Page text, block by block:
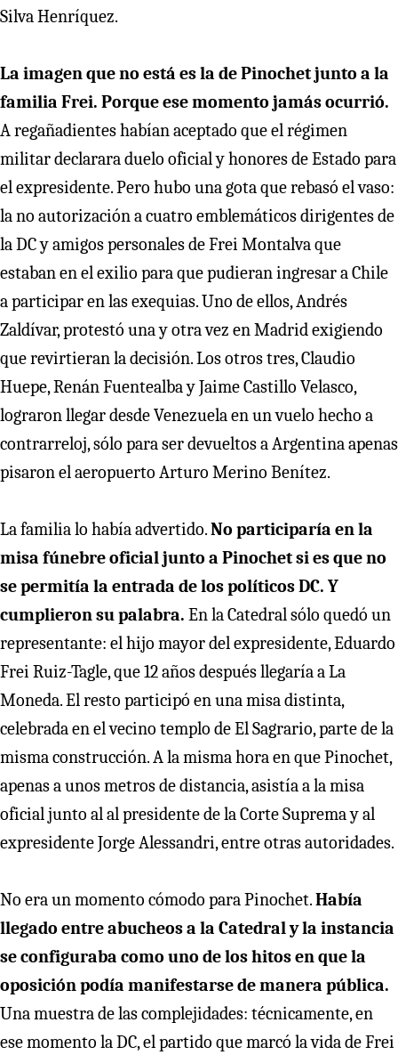
Silva Henríquez.
La imagen que no está es la de Pinochet junto a la
familia Frei. Porque ese momento jamás ocurrió.
A regañadientes habían aceptado que el régimen
militar declarara duelo oficial y honores de Estado para
el expresidente. Pero hubo una gota que rebasó el vaso:
la no autorización a cuatro emblemáticos dirigentes de
la DC y amigos personales de Frei Montalva que
estaban en el exilio para que pudieran ingresar a Chile
a participar en las exequias. Uno de ellos, Andrés
Zaldívar, protestó una y otra vez en Madrid exigiendo
que revirtieran la decisión. Los otros tres, Claudio
Huepe, Renán Fuentealba y Jaime Castillo Velasco,
lograron llegar desde Venezuela en un vuelo hecho a
contrarreloj, sólo para ser devueltos a Argentina apenas
pisaron el aeropuerto Arturo Merino Benítez.
La familia lo había advertido.No participaría en la
misa fúnebre oficial junto a Pinochet si es que no
se permitía la entrada de los políticos DC. Y
cumplieron su palabra. En la Catedral sólo quedó un
representante: el hijo mayor del expresidente, Eduardo
Frei Ruiz-Tagle, que 12 años después llegaría a La
Moneda. El resto participó en una misa distinta,
celebrada en el vecino templo de El Sagrario, parte de la
misma construcción. A la misma hora en que Pinochet,
apenas a unos metros de distancia, asistía a la misa
oficial junto al al presidente de la Corte Suprema y al
expresidente Jorge Alessandri, entre otras autoridades.
No era un momento cómodo para Pinochet.Había
llegado entre abucheos a la Catedral y la instancia
se configuraba como uno de los hitos en que la
oposición podía manifestarse de manera pública.
Una muestra de las complejidades: técnicamente, en
ese momento la DC, el partido que marcó la vida de Frei